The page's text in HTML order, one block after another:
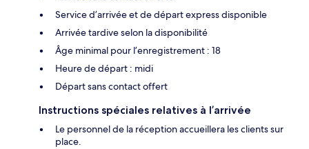
Service d’arrivée et de départ express disponible
Arrivée tardive selon la disponibilité
Âge minimal pour l’enregistrement : 18
Heure de départ : midi
Départ sans contact offert
Instructions spéciales relatives à l’arrivée
Le personnel de la réception accueillera les clients sur
place.